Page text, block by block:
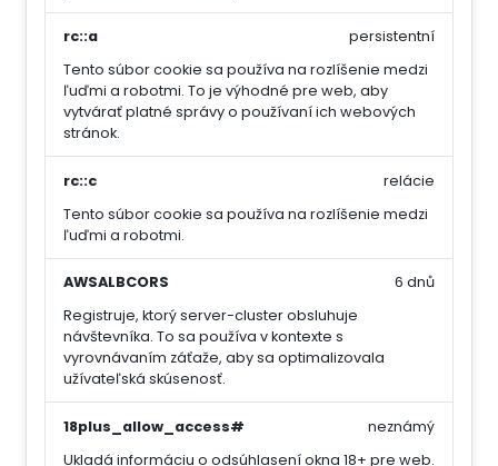
rc::a
Tento súbor cookie sa používa na rozlíšenie medzi
ľuďmi a robotmi. To je výhodné pre web, aby
vytvárať platné správy o používaní ich webových
stránok.
persistentní
rc::c
Tento súbor cookie sa používa na rozlíšenie medzi
ľuďmi a robotmi.
relácie
AWSALBCORS
Registruje, ktorý server-cluster obsluhuje
návštevníka. To sa používa v kontexte s
vyrovnávaním záťaže, aby sa optimalizovala
užívateľská skúsenosť.
6 dnů
18plus_allow_access#
Ukladá informáciu o odsúhlasení okna 18+ pre web.
neznámý